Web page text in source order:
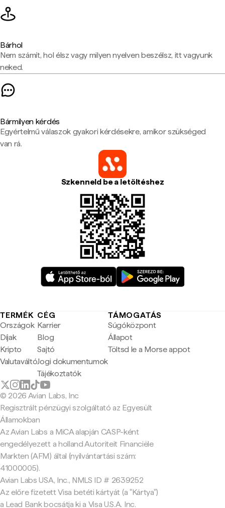
Bárhol
Nem számít, hol élsz vagy milyen nyelven beszélsz, itt vagyunk
neked.
Bármilyen kérdés
Egyértelmű válaszok gyakori kérdésekre, amikor szükséged
van rá.
Szkenneld be a letöltéshez
TERMÉK
Országok
Díjak
Kripto
Valutaváltó
CÉG
Karrier
Blog
Sajtó
Jogi dokumentumok
Tájékoztatók
TÁMOGATÁS
Súgóközpont
Állapot
Töltsd le a Morse appot
© 2026 Avian Labs, Inc
Regisztrált pénzügyi szolgáltató az Egyesült
Államokban
Az Avian Labs a MiCA alapján CASP-ként
engedélyezett a holland Autoriteit Financiële
Markten (AFM) által (nyilvántartási szám:
41000005).
Avian Labs USA, Inc., NMLS ID # 2639252
Az előre fizetett Visa betéti kártyát (a "Kártya")
a Lead Bank bocsátja ki a Visa U.S.A. Inc.